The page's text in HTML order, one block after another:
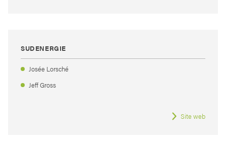
SUDENERGIE
Josée Lorsché
Jeff Gross
Site web